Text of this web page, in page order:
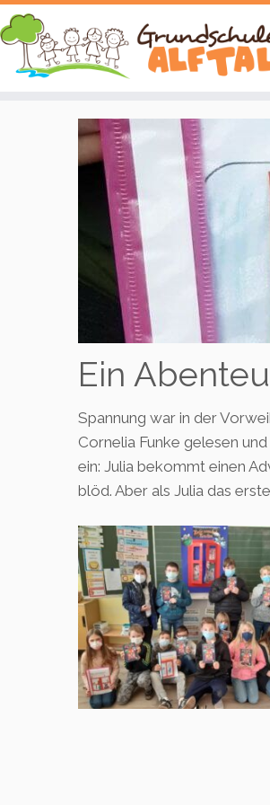
Ein
Spannung war in der
Cornelia Funke gelesen
ein: Julia bekommt einen
blöd. Aber als Julia das